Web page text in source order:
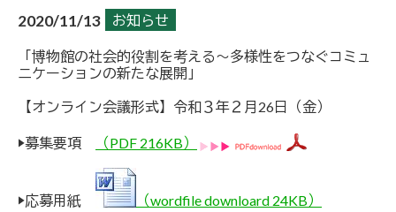
2020/11/13 お知らせ
「博物館の社会的役割を考える〜多様性をつなぐコミュ
ニケーションの新たな展開」
【オンライン会議形式】令和３年２月26日（金）
▶募集要項 （PDF 216KB）
▶応募用紙 （wordfile downloard 24KB）